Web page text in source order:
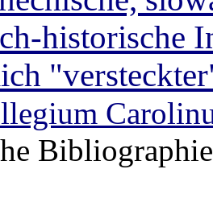
historische